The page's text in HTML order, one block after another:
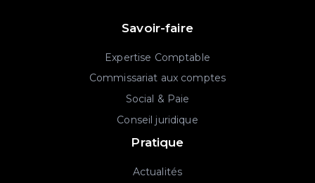
Savoir-faire
Expertise Comptable
Commissariat aux comptes
Social & Paie
Conseil juridique
Pratique
Actualités